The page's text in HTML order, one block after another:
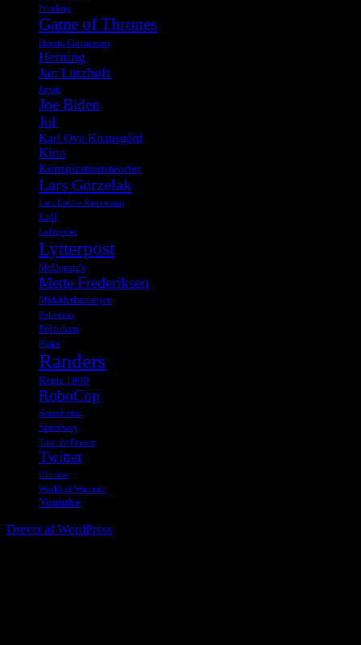
Frankrig
Game of Thrones
Henrik Christensen
Herning
Jan Lützhøft
Japan
Joe Biden
Jul
Karl Ove Knausgård
Kina
Konspirationsteorier
Lars Gorzelak
Lars Løkke Rasmussen
Lidl
Luftgevær
Lytterpost
McDonald's
Mette Frederiksen
Midalderlandsbyen
Pokemon
Politiken
Påske
Randers
Rema 1000
RoboCop
Sexrobotter
Speedway
Tour de France
Twitter
Ukraine
World of Warcraft
Youtube
Drevet af WordPress